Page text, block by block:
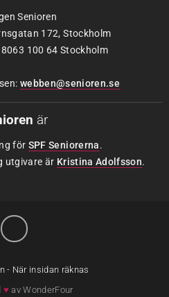
Senioren
172, Stockholm
100 64 Stockholm
webben@senioren.se
är
för SPF Seniorerna.
utgivare är Kristina Adolfsson.
- När insidan räknas
♥ avWonderFour